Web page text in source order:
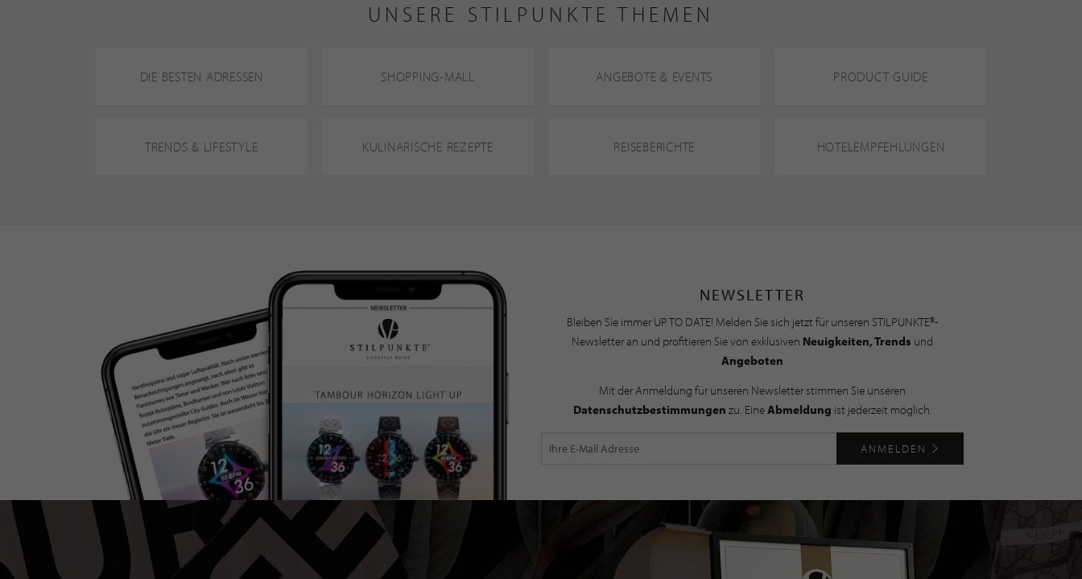
UNSERE STILPUNKTE THEMEN
DIE BESTEN ADRESSEN SHOPPING-MALL ANGEBOTE & EVENTS PRODUCT GUIDE
TRENDS & LIFESTYLE KULINARISCHE REZEPTE REISEBERICHTE HOTELEMPFEHLUNGEN
NEWSLETTER
Bleiben Sie immer UP TO DATE! Melden Sie sich jetzt für unseren STILPUNKTE®-
Newsletter an und profitieren Sie von exklusiven Neuigkeiten, Trends und
Angeboten
Mit der Anmeldung für unseren Newsletter stimmen Sie unseren
Datenschutzbestimmungen zu. EineAbmeldung ist jederzeit möglich.
ANMELDEN